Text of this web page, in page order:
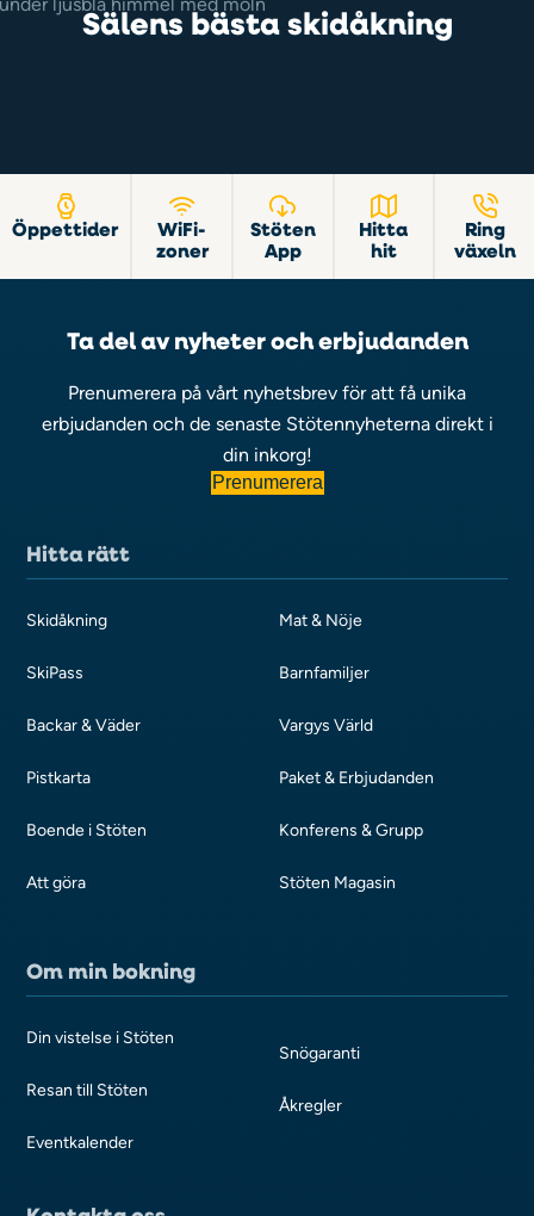
Sälens bästa skidåkning
Öppettider
WiFi-
zoner
Stöten
App
Hitta
hit
Ring
växeln
Ta del av nyheter och erbjudanden
Prenumerera på vårt nyhetsbrev för att få unika
erbjudanden och de senaste Stötennyheterna direkt i
din inkorg!
Prenumerera
Hitta rätt
Skidåkning
SkiPass
Backar & Väder
Pistkarta
Boende i Stöten
Att göra
Mat & Nöje
Barnfamiljer
Vargys Värld
Paket & Erbjudanden
Konferens & Grupp
Stöten Magasin
Om min bokning
Din vistelse i Stöten
Resan till Stöten
Eventkalender
Snögaranti
Åkregler